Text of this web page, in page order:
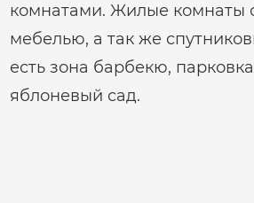
комнатами. Жилые комнаты
мебелью, а так же
есть зона барбекю,
яблоневый сад.